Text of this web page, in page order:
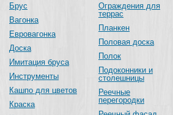
Брус
Вагонка
Евровагонка
Доска
Имитация бруса
Инструменты
Кашпо для цветов
Краска
Ограждения для
террас
Планкен
Половая доска
Полок
Подоконники и
столешницы
Реечные
перегородки